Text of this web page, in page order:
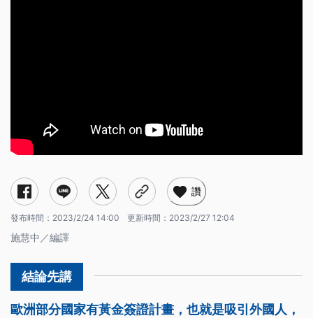
讚
發布時間： 2023/2/24 14:00 更新時間： 2023/2/27 12:04
施慧中／編譯
歐洲部分國家有黃金簽證計畫，也就是吸引外國人，